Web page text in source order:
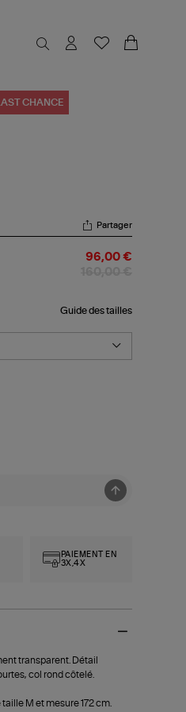
LAST CHANCE
Partager
96,00 €
Guide des tailles
PAIEMENT EN
3X,4X
transparent. Détail
col rond côtelé.
M et mesure 172 cm.